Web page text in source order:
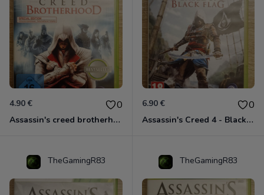
4.90 € 0
Assassin's creed brotherhood édition Special Xbox 360 classics
6.90 € 0
Assassin's Creed 4 - Black Flag - Edition Benelux Xbox 360
TheGamingR83 TheGamingR83